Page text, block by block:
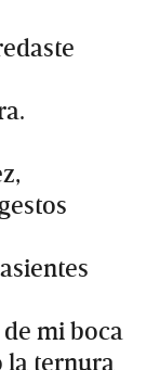
mi boca
la ternura